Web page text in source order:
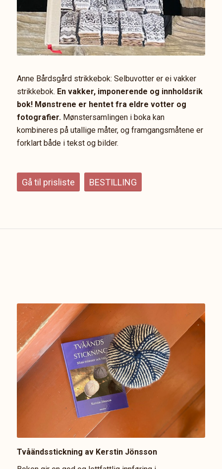
Anne Bårdsgård strikkebok: Selbuvotter er ei vakker
strikkebok. En vakker, imponerende og innholdsrik
bok! Mønstrene er hentet fra eldre votter og
fotografier. Mønstersamlingen i boka kan
kombineres på utallige måter, og framgangsmåtene er
forklart både i tekst og bilder.
Gå til prisliste BESTILLING
Tvåändsstickning av Kerstin Jönsson